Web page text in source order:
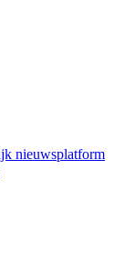
nieuwsplatform